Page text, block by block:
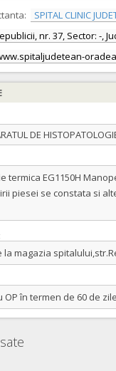
SPITAL CLINIC
nr. 37, Sector: -,
DE
termica EG1150H
piesei se constata si
magazia
OP în termen de 60 de